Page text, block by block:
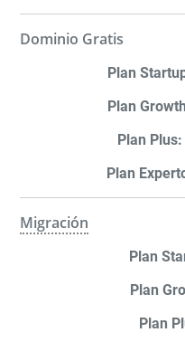
Dominio Gratis
Migración